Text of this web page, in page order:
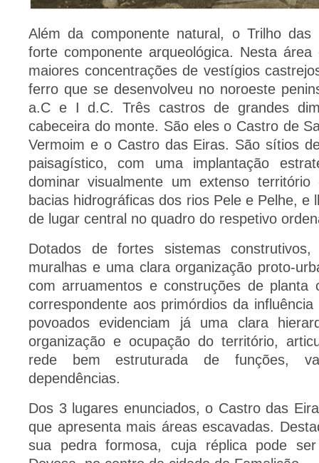
Além da componente natural, o Trilho
forte componente arqueológica. Nesta
maiores concentrações de vestígios
ferro que se desenvolveu no noroeste
a.C e I d.C. Três castros de grandes
cabeceira do monte. São eles o Castro de
Vermoim e o Castro das Eiras. São sítios
paisagístico, com uma implantação
dominar visualmente um extenso território
bacias hidrográficas dos rios Pele e Pelhe, e
de lugar central no quadro do respetivo
Dotados de fortes sistemas
muralhas e uma clara organização proto-
com arruamentos e construções de planta
correspondente aos primórdios da
povoados evidenciam já uma clara
organização e ocupação do território,
rede bem estruturada de funções,
dependências.
Dos 3 lugares enunciados, o Castro das
que apresenta mais áreas escavadas.
sua pedra formosa, cuja réplica pode